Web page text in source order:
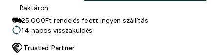
Raktáron
25.000Ft rendelés felett ingyen szállítás
14 napos visszaküldés
Trusted Partner